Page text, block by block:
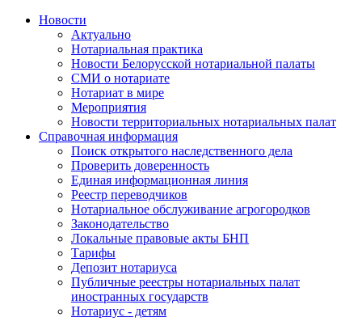
Новости
Актуально
Нотариальная практика
Новости Белорусской нотариальной палаты
СМИ о нотариате
Нотариат в мире
Мероприятия
Новости территориальных нотариальных палат
Справочная информация
Поиск открытого наследственного дела
Проверить доверенность
Единая информационная линия
Реестр переводчиков
Нотариальное обслуживание агрогородков
Законодательство
Локальные правовые акты БНП
Тарифы
Депозит нотариуса
Публичные реестры нотариальных палат
иностранных государств
Нотариус - детям